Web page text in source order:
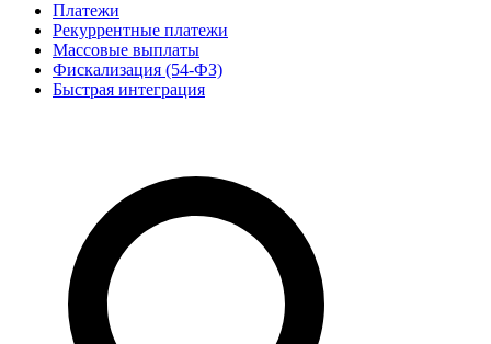
Платежи
Рекуррентные платежи
Массовые выплаты
Фискализация (54-ФЗ)
Быстрая интеграция